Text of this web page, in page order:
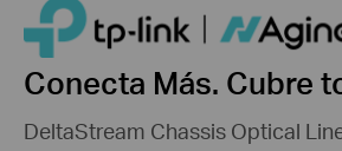
Conecta Más. Cubre
DeltaStream Chassis Optical